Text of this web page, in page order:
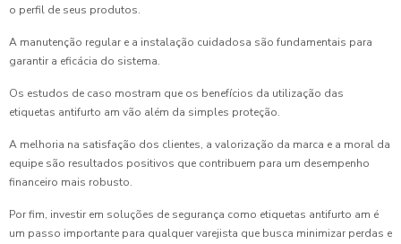
o perfil de seus produtos.
A manutenção regular e a instalação cuidadosa são fundamentais para
garantir a eficácia do sistema.
Os estudos de caso mostram que os benefícios da utilização das
etiquetas antifurto am vão além da simples proteção.
A melhoria na satisfação dos clientes, a valorização da marca e a moral da
equipe são resultados positivos que contribuem para um desempenho
financeiro mais robusto.
Por fim, investir em soluções de segurança como etiquetas antifurto am é
um passo importante para qualquer varejista que busca minimizar perdas e